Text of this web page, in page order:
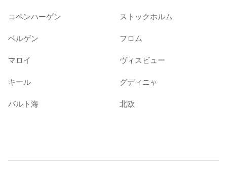
コペンハーゲン ストックホルム
ベルゲン フロム
マロイ ヴィスビュー
キール グディニャ
バルト海 北欧